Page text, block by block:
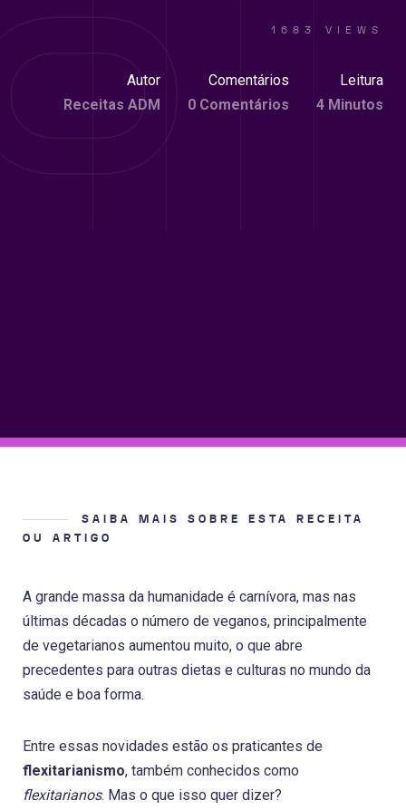
1683 VIEWS
Autor
Receitas ADM
Comentários
0 Comentários
Leitura
4 Minutos
SAIBA MAIS SOBRE ESTA RECEITA
OU ARTIGO
A grande massa da humanidade é carnívora, mas nas
últimas décadas o número de veganos, principalmente
de vegetarianos aumentou muito, o que abre
precedentes para outras dietas e culturas no mundo da
saúde e boa forma.
Entre essas novidades estão os praticantes de
flexitarianismo, também conhecidos como
flexitarianos. Mas o que isso quer dizer?